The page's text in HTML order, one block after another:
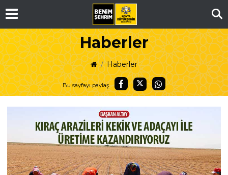
Haberler
Haberler
Bu sayfayı paylaş